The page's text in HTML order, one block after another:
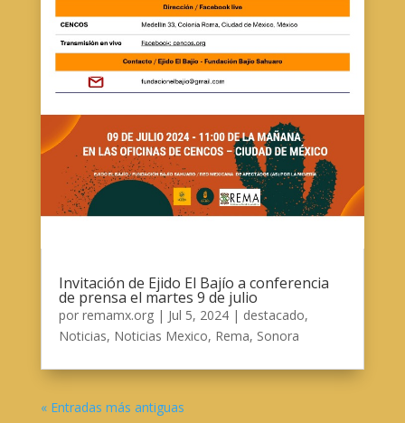
Invitación de Ejido El Bajío a conferencia
de prensa el martes 9 de julio
por remamx.org| Jul 5, 2024| destacado,
Noticias, Noticias Mexico, Rema, Sonora
« Entradas más antiguas